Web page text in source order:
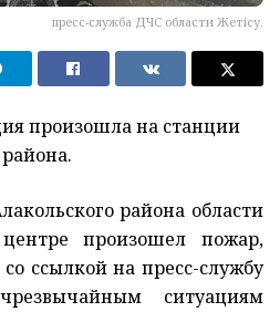
пресс-служба ДЧС области Жетісу.
произошла на станции
района области
произошел пожар,
со ссылкой на пресс-службу
ситуациям